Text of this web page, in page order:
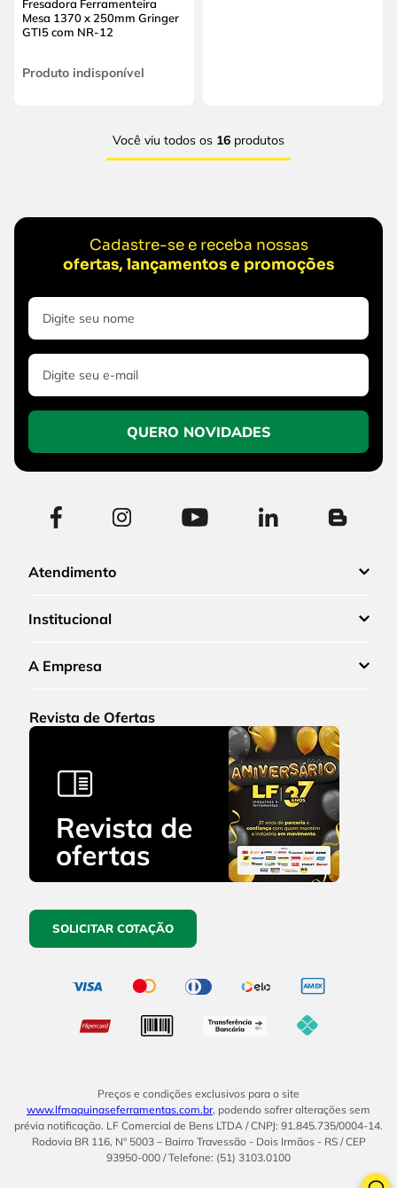
Fresadora Ferramenteira
Mesa 1370 x 250mm Gringer
GTI5 com NR-12
Produto indisponível
Você viu todos os 16 produtos
Cadastre-se e receba nossas
ofertas, lançamentos e promoções
QUERO NOVIDADES
Atendimento
Institucional
A Empresa
Revista de Ofertas
SOLICITAR COTAÇÃO
Preços e condições exclusivos para o site
www.lfmaquinaseferramentas.com.br, podendo sofrer alterações sem
prévia notificação. LF Comercial de Bens LTDA / CNPJ: 91.845.735/0004-14.
Rodovia BR 116, Nº 5003 – Bairro Travessão - Dois Irmãos - RS / CEP
93950-000 / Telefone: (51) 3103.0100